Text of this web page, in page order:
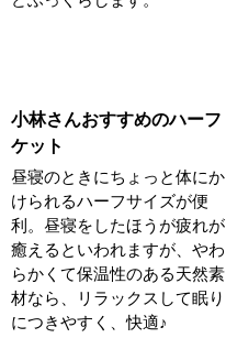
小林さんおすすめのハーフ
ケット
昼寝のときにちょっと体にか
けられるハーフサイズが便
利。昼寝をしたほうが疲れが
癒えるといわれますが、やわ
らかくて保温性のある天然素
材なら、リラックスして眠り
につきやすく、快適♪